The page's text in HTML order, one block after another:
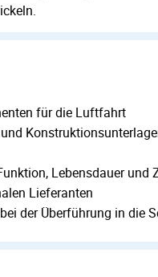
für die Luftfahrt
Lebensdauer und
Lieferanten
der Überführung in die